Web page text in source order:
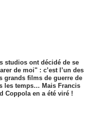
studios ont décidé de se
de moi" : c’est l’un des
grands films de guerre de
les temps… Mais Francis
Coppola en a été viré !